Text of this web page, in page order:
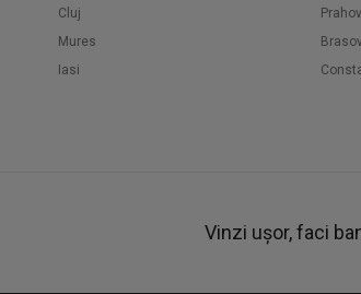
Cluj
Mures
Iasi
Vinzi ușor, faci